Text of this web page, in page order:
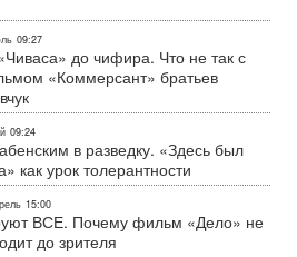
09:27
до чифира. Что не так с
«Коммерсант» братьев
09:24
в разведку. «Здесь был
как урок толерантности
15:00
ВСЕ. Почему фильм «Дело» не
до зрителя